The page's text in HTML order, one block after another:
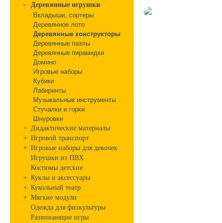
-
Деревянные игрушки
Вкладыши, сортеры
Деревянное лото
Деревянные конструкторы
Деревянные пазлы
Деревянные пирамидки
Домино
Игровые наборы
Кубики
Лабиринты
Музыкальные инструменты
Стучалки и горки
Шнуровки
+ Дидактические материалы
+ Игровой транспорт
+ Игровые наборы для девочек
Игрушки из ПВХ
Костюмы детские
+ Куклы и аксессуары
+ Кукольный театр
+ Мягкие модули
Одежда для физкультуры
Развивающие игры